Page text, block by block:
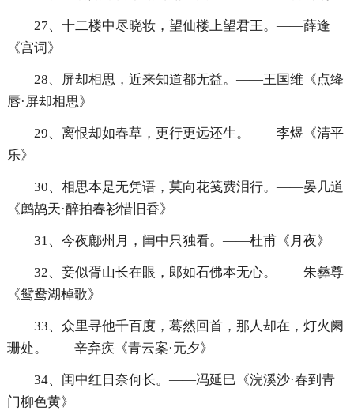
27、十二楼中尽晓妆，望仙楼上望君王。——薛逢
《宫词》
28、屏却相思，近来知道都无益。——王国维《点绛
唇·屏却相思》
29、离恨却如春草，更行更远还生。——李煜《清平
乐》
30、相思本是无凭语，莫向花笺费泪行。——晏几道
《鹧鸪天·醉拍春衫惜旧香》
31、今夜鄜州月，闺中只独看。——杜甫《月夜》
32、妾似胥山长在眼，郎如石佛本无心。——朱彝尊
《鸳鸯湖棹歌》
33、众里寻他千百度，蓦然回首，那人却在，灯火阑
珊处。——辛弃疾《青云案·元夕》
34、闺中红日奈何长。——冯延巳《浣溪沙·春到青
门柳色黄》